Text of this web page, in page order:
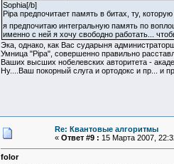
Sophia[/b]
Pipa предпочитает память в битах, ту,
я предпочитаю интегральную память по
именно с ней я хочу свободно работать...
Эка, однако, как Вас сударыня
Умница "Pipa", совершенно правильно
Ваших высших нобелевских авторитета -
Ну....Ваш покорный слуга и ортодокс и пр... и
Re: Квантовые алгоритмы
« Ответ #9 : 15 Марта 2007,
folor